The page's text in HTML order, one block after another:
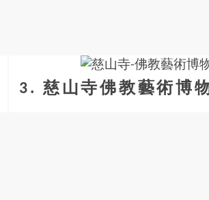
3. 慈山寺佛教藝術博